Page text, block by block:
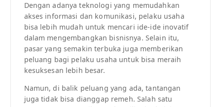
Dengan adanya teknologi yang memudahkan
akses informasi dan komunikasi, pelaku usaha
bisa lebih mudah untuk mencari ide-ide inovatif
dalam mengembangkan bisnisnya. Selain itu,
pasar yang semakin terbuka juga memberikan
peluang bagi pelaku usaha untuk bisa meraih
kesuksesan lebih besar.
Namun, di balik peluang yang ada, tantangan
juga tidak bisa dianggap remeh. Salah satu